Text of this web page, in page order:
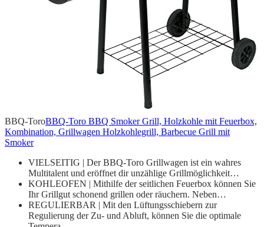
BBQ-ToroBBQ-Toro BBQ Smoker Grill, Holzkohle mit Feuerbox,
Kombination, Grillwagen Holzkohlegrill, Barbecue Grill mit
Smoker
VIELSEITIG | Der BBQ-Toro Grillwagen ist ein wahres
Multitalent und eröffnet dir unzählige Grillmöglichkeit…
KOHLEOFEN | Mithilfe der seitlichen Feuerbox können Sie
Ihr Grillgut schonend grillen oder räuchern. Neben…
REGULIERBAR | Mit den Lüftungsschiebern zur
Regulierung der Zu- und Abluft, können Sie die optimale